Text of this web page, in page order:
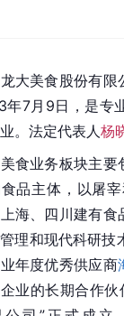
大美食股份有
年7月9日，是专
。 法定代表人 杨
食业务板块主要
品主体，以屠
海、四川建有
理和现代科研技
年度优秀供应商
业的长期合作